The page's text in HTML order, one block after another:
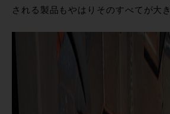
される製品もやはりそのすべてが大き